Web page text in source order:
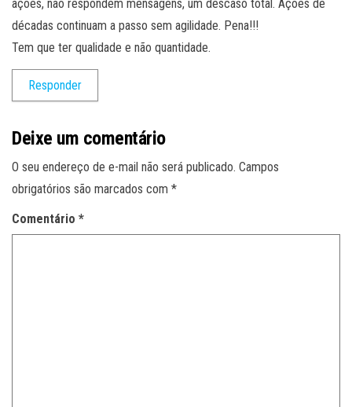
ações, não respondem mensagens, um descaso total. Ações de
décadas continuam a passo sem agilidade. Pena!!!
Tem que ter qualidade e não quantidade.
Responder
Deixe um comentário
O seu endereço de e-mail não será publicado. Campos
obrigatórios são marcados com *
Comentário *